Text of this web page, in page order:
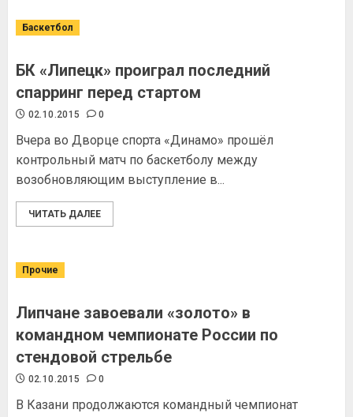
Баскетбол
БК «Липецк» проиграл последний
спарринг перед стартом
02.10.2015 0
Вчера во Дворце спорта «Динамо» прошёл
контрольный матч по баскетболу между
возобновляющим выступление в...
ЧИТАТЬ ДАЛЕЕ
Прочие
Липчане завоевали «золото» в
командном чемпионате России по
стендовой стрельбе
02.10.2015 0
В Казани продолжаются командный чемпионат